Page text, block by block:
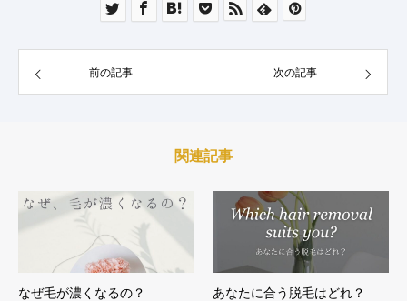
前の記事 次の記事
関連記事
なぜ毛が濃くなるの？ あなたに合う脱毛はどれ？